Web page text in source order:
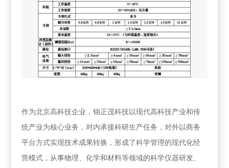
作为北京高科技企业，锦正茂科技以现代高科技产业和传
统产业为核心业务，对内承接科研生产任务，对外以商务
平台方式实现技术成果转换，形成了科学管理的现代化经
营模式，从事物理、化学和材料等领域的科学仪器研发、